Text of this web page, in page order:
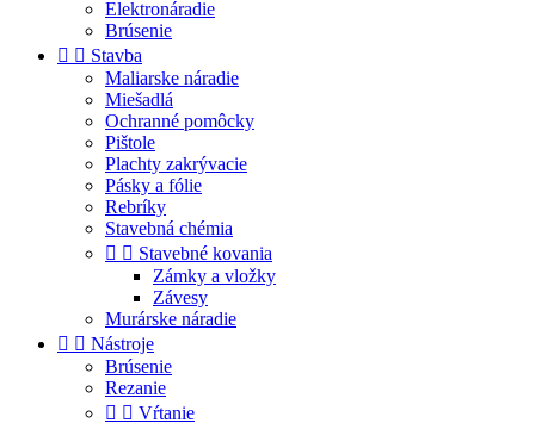
Elektronáradie
Brúsenie
  Stavba
Maliarske náradie
Miešadlá
Ochranné pomôcky
Pištole
Plachty zakrývacie
Pásky a fólie
Rebríky
Stavebná chémia
  Stavebné kovania
Zámky a vložky
Závesy
Murárske náradie
  Nástroje
Brúsenie
Rezanie
  Vŕtanie